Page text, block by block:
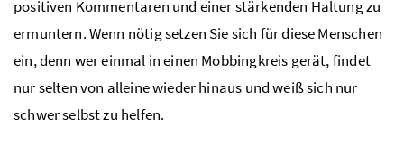
positiven Kommentaren und einer stärkenden Haltung zu
ermuntern. Wenn nötig setzen Sie sich für diese Menschen
ein, denn wer einmal in einen Mobbingkreis gerät, findet
nur selten von alleine wieder hinaus und weiß sich nur
schwer selbst zu helfen.